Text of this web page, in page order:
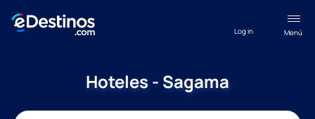
Menú
Log in
Hoteles - Sagama